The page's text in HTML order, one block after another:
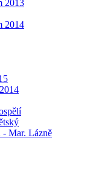
2013
2014
- Mar. Lázně